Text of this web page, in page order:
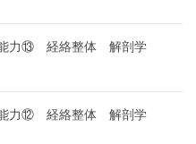
力⑬ 経絡整体 解剖学
力⑫ 経絡整体 解剖学